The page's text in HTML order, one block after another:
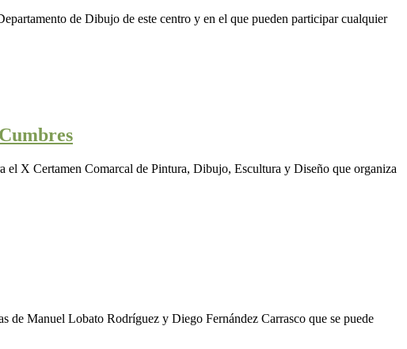
de Dibujo de este centro y en el que pueden participar cualquier
el X Certamen Comarcal de Pintura, Dibujo, Escultura y Diseño que organiza
de Manuel Lobato Rodríguez y Diego Fernández Carrasco que se puede